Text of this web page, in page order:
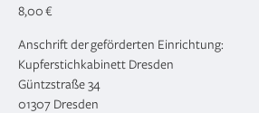
8,00€
Anschrift der geförderten Einrichtung:
Kupferstichkabinett Dresden
Güntzstraße 34
01307 Dresden